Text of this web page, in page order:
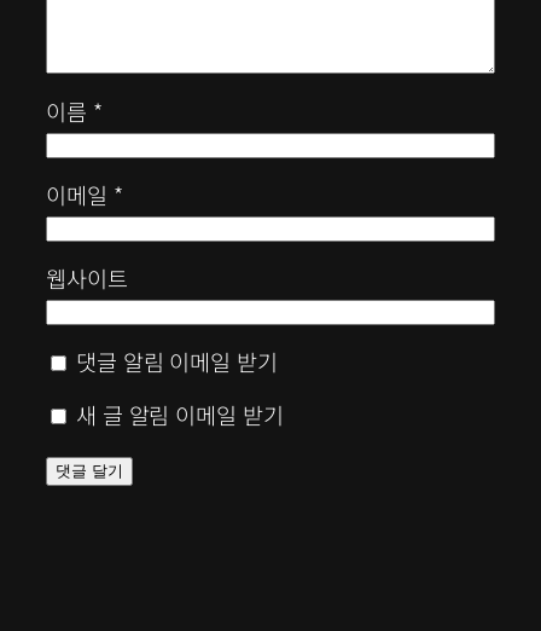
이름 *
이메일 *
웹사이트
댓글 알림 이메일 받기
새 글 알림 이메일 받기